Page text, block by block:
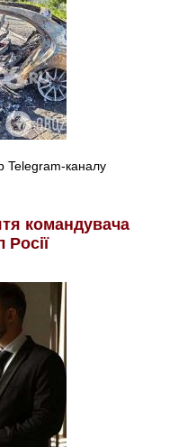
Telegram-каналу
командувача
Росії